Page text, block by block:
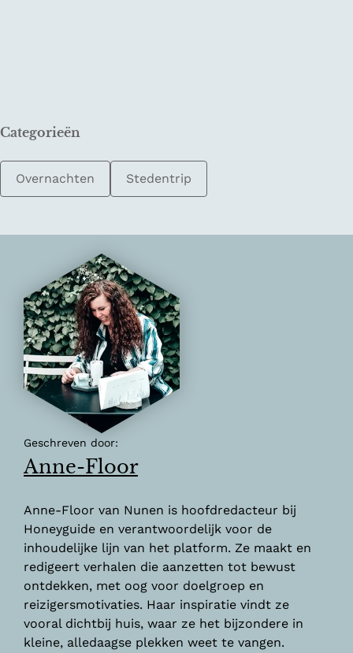
Categorieën
Overnachten Stedentrip
Geschreven door:
Anne-Floor
Anne-Floor van Nunen is hoofdredacteur bij
Honeyguide en verantwoordelijk voor de
inhoudelijke lijn van het platform. Ze maakt en
redigeert verhalen die aanzetten tot bewust
ontdekken, met oog voor doelgroep en
reizigersmotivaties. Haar inspiratie vindt ze
vooral dichtbij huis, waar ze het bijzondere in
kleine, alledaagse plekken weet te vangen.